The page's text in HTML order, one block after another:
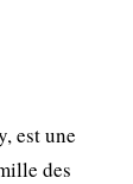
est une
des